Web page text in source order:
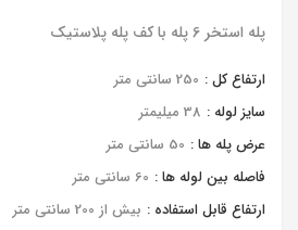
پله استخر 6 پله با کف پله پلاستیک
ارتفاع کل : 250 سانتی متر
سایز لوله : 38 میلیمتر
عرض پله ها : 50 سانتی متر
فاصله بین لوله ها : 60 سانتی متر
ارتفاع قابل استفاده : بیش از 200 سانتی متر